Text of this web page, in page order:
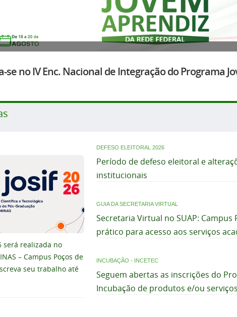
se no IV Enc. Nacional de Integração do Programa
será realizada no
– Campus Poços de
seu trabalho até
DEFESO ELEITORAL 2026
Período de defeso eleitoral e
institucionais
GUIA DA SECRETARIA VIRTUAL
Secretaria Virtual no SUAP: Campus
prático para acesso aos serviços
INCUBAÇÃO - INCETEC
Seguem abertas as inscrições do
Incubação de produtos e/ou serviços